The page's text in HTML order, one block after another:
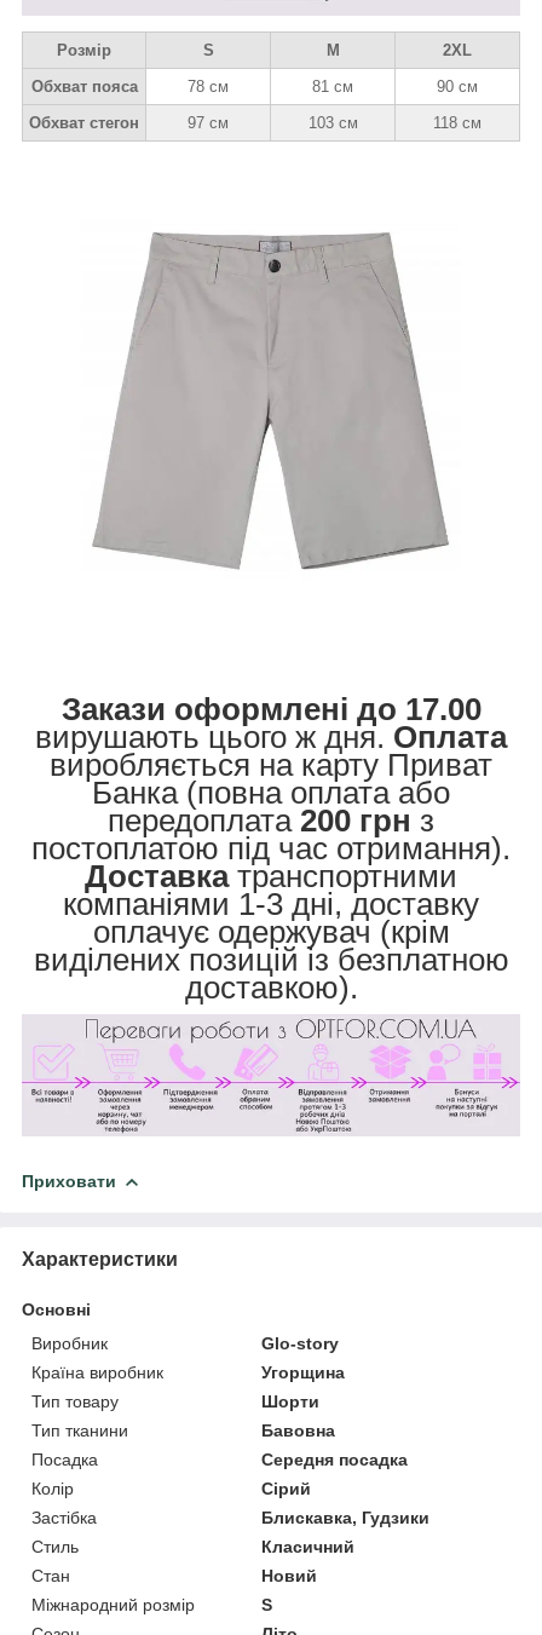
Розмір S M
2XL
Обхват пояса
78 см 81 см
90 см
Обхват стегон
97 см 103 см 118 см
Закази оформлені до 17.00
вирушають цього ж дня. Оплата
виробляється на карту Приват
Банка (повна оплата або
передоплата 200 грн з
постоплатою під час отримання).
Доставкатранспортними
компаніями 1-3 дні, доставку
оплачує одержувач (крім
виділених позицій із безплатною
доставкою).
Приховати
Характеристики
Основні
Виробник
Glo-story
Країна виробник
Угорщина
Тип товару
Шорти
Тип тканини
Бавовна
Посадка
Середня посадка
Колір
Сірий
Застібка
Блискавка, Гудзики
Стиль
Класичний
Стан
Новий
Міжнародний розмір
S